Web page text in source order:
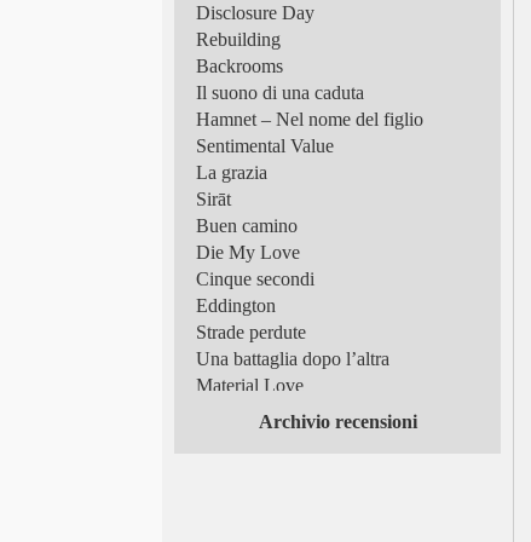
Disclosure Day
Rebuilding
Backrooms
Il suono di una caduta
Hamnet – Nel nome del figlio
Sentimental Value
La grazia
Sirāt
Buen camino
Die My Love
Cinque secondi
Eddington
Strade perdute
Una battaglia dopo l’altra
Material Love
Frammenti di luce
Archivio recensioni